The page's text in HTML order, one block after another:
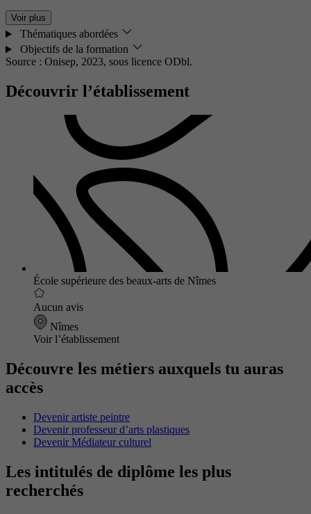
Voir plus
Thématiques abordées
Objectifs de la formation
Source : Onisep, 2023, sous licence ODbl.
Découvrir l’établissement
École supérieure des beaux-arts de Nîmes
Aucun avis
Nîmes
Voir l’établissement
Découvre les métiers auxquels tu auras
accès
Devenir artiste peintre
Devenir professeur d’arts plastiques
Devenir Médiateur culturel
Les intitulés de diplôme les plus
recherchés